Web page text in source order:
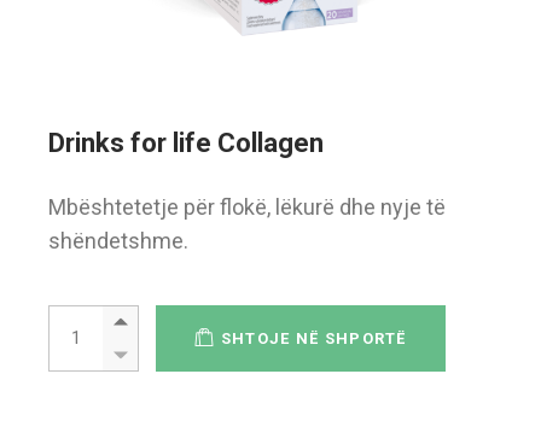
Drinks for life Collagen
Mbështetetje për flokë, lëkurë dhe nyje të
shëndetshme.
Drinks for life Collagen quantity
SHTOJE NË SHPORTË